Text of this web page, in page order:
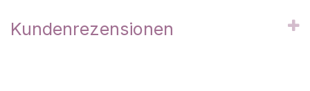
Kundenrezensionen